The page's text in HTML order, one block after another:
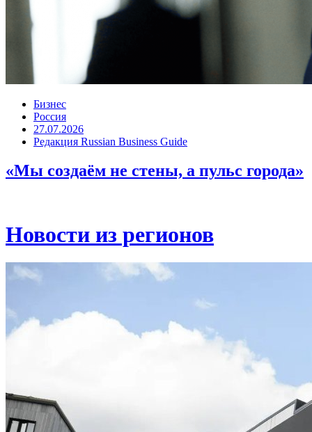
Бизнес
Россия
27.07.2026
Редакция Russian Business Guide
«Мы создаём не стены, а пульс города»
Новости из регионов